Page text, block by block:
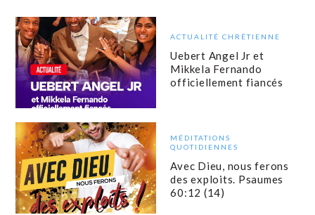
ACTUALITÉ CHRÉTIENNE
Uebert Angel Jr et
Mikkela Fernando
officiellement fiancés
MÉDITATIONS
QUOTIDIENNES
Avec Dieu, nous ferons
des exploits. Psaumes
60:12 (14)